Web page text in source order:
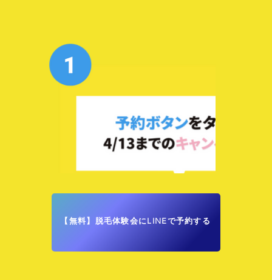
【無料】脱毛体験会にLINEで予約する